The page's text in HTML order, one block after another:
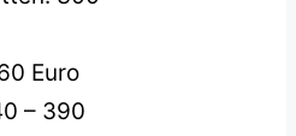
Euro
– 390